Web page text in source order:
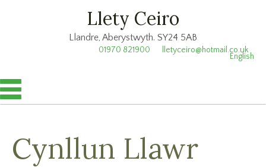
Llety Ceiro
Llandre, Aberystwyth. SY24 5AB
lletyceiro@hotmail.co.uk
01970 821900
English
Cynllun Llawr